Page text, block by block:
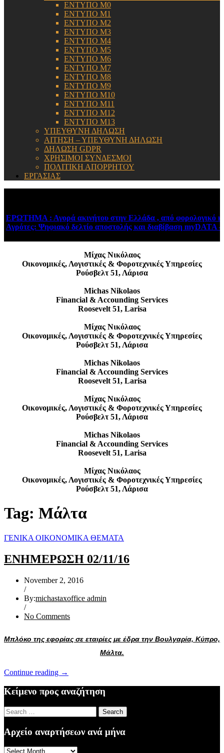
ΕΝΤΥΠΟ Μ0
ΕΝΤΥΠΟ Μ1
ΕΝΤΥΠΟ Μ2
ΕΝΤΥΠΟ Μ3
ΕΝΤΥΠΟ Μ4
ΕΝΤΥΠΟ Μ5
ΕΝΤΥΠΟ Μ6
ΕΝΤΥΠΟ Μ7
ΕΝΤΥΠΟ Μ8
ΕΝΤΥΠΟ Μ9
ΕΝΤΥΠΟ Μ10
ΕΝΤΥΠΟ Μ11
ΕΝΤΥΠΟ Μ12
ΕΝΤΥΠΟ Μ13
ΥΠΕΥΘΥΝΗ ΔΗΛΩΣΗ
ΑΙΤΗΣΗ – ΥΠΕΥΘΥΝΗ ΔΗΛΩΣΗ
ΔΗΛΩΣΗ GDPR
ΧΡΗΣΙΜΟΙ ΣΥΝΔΕΣΜΟΙ
ΠΟΛΙΤΙΚΗ ΑΠΟΡΡΗΤΟΥ
ΕΡΓΑΣΙΑΣ
: Αγορά ακινήτου στην Ελλάδα , από φορολογικό
Ψηφιακό δελτίο αποστολής και διαβίβαση myDATA –
Μίχας Νικόλαος
Οικονομικές, Λογιστικές & Φοροτεχνικές Υπηρεσίες
Ρούσβελτ 51, Λάρισα
Michas Nikolaos
Financial & Accounding Services
Roosevelt 51, Larisa
Μίχας Νικόλαος
Οικονομικές, Λογιστικές & Φοροτεχνικές Υπηρεσίες
Ρούσβελτ 51, Λάρισα
Michas Nikolaos
Financial & Accounding Services
Roosevelt 51, Larisa
Μίχας Νικόλαος
Οικονομικές, Λογιστικές & Φοροτεχνικές Υπηρεσίες
Ρούσβελτ 51, Λάρισα
Michas Nikolaos
Financial & Accounding Services
Roosevelt 51, Larisa
Μίχας Νικόλαος
Οικονομικές, Λογιστικές & Φοροτεχνικές Υπηρεσίες
Ρούσβελτ 51, Λάρισα
Tag: Μάλτα
ΓΕΝΙΚΑ ΟΙΚΟΝΟΜΙΚΑ ΘΕΜΑΤΑ
ΕΝΗΜΕΡΩΣΗ 02/11/16
November 2, 2016
/
By:michastaxoffice admin
/
No Comments
Μπλόκο της εφορίας σε εταιρίες με έδρα την Βουλγαρία, Κύπρο,
Μάλτα.
Continue reading “ΕΝΗΜΕΡΩΣΗ
→
Κείμενο προς αναζήτηση
Search
for:
Αρχείο αναρτήσεων ανά μήνα
Αρχείο